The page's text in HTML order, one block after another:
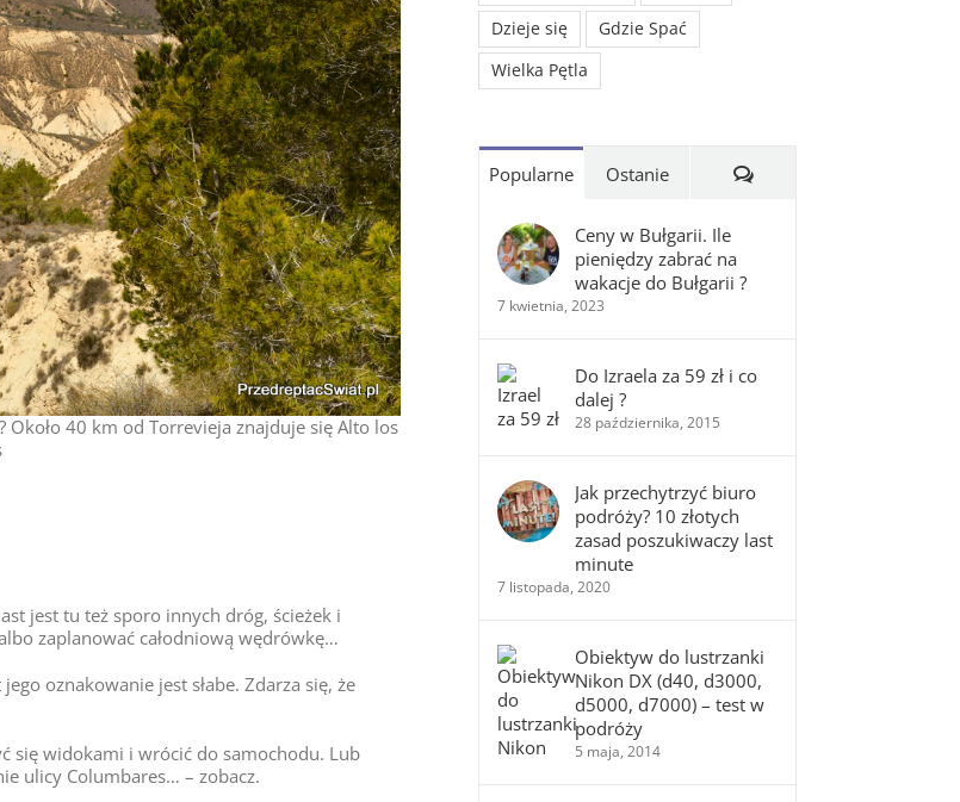
40 km od Torrevieja znajduje się Alto los
jest tu też sporo innych dróg, ścieżek i
zaplanować całodniową wędrówkę…
oznakowanie jest słabe. Zdarza się, że
się widokami i wrócić do samochodu. Lub
ulicy Columbares… – zobacz.
Dzieje się
Gdzie Spać
Wielka Pętla
Popularne Ostanie Komentarze
Ceny w Bułgarii. Ile
pieniędzy zabrać na
wakacje do Bułgarii ?
7 kwietnia, 2023
Do Izraela za 59 zł i co
dalej ?
28 października, 2015
Jak przechytrzyć biuro
podróży? 10 złotych
zasad poszukiwaczy last
minute
7 listopada, 2020
Obiektyw do lustrzanki
Nikon DX (d40, d3000,
d5000, d7000) – test w
podróży
5 maja, 2014